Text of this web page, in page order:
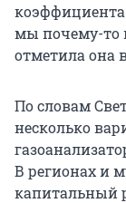
мы почему-то
отметила она
По словам
несколько
В регионах и
капитальный